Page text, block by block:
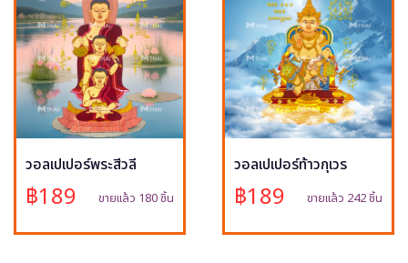
วอลเปเปอร์พระสีวลี
฿189 ขายแล้ว 180 ชิ้น
วอลเปเปอร์ท้าวกุเวร
฿189 ขายแล้ว 242 ชิ้น